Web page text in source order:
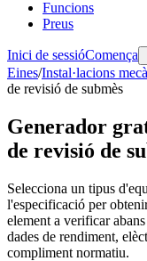
Funcions
Preus
Inici de sessióComença
Eines/Instal·lacions
de revisió de submès
Generador
de revisió de
Selecciona un tipus
l'especificació per
element a verificar
dades de rendiment,
compliment normatiu.